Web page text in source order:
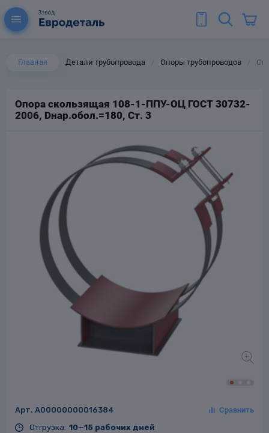
Главная Детали трубопровода Опоры трубопроводов
Опора скользящая 108-1-ППУ-ОЦ ГОСТ 30732-
2006, Dнар.обол.=180, Ст. 3
Арт. A00000000016384
Отгрузка: 10—15 рабочих дней
для труб